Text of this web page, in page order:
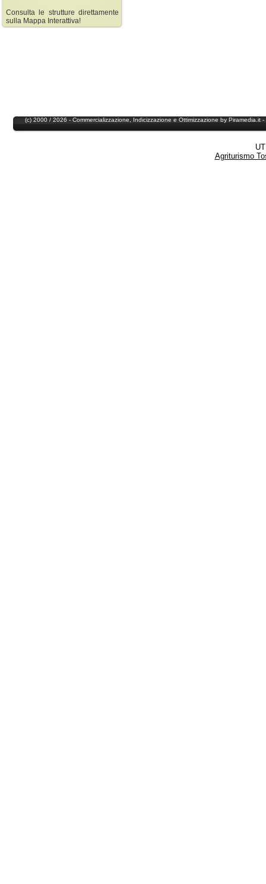
Consulta le strutture direttamente
sulla Mappa Interattiva!
(c) 2000 / 2026 - Commercializzazione, Indicizzazione e Ottimizzazione by Piramedia .it
Agriturismo